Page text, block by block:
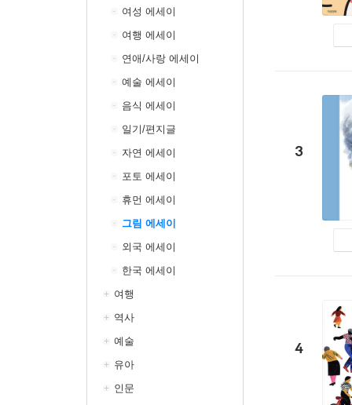
여성 에세이
여행 에세이
연애/사랑 에세이
예술 에세이
음식 에세이
일기/편지글
자연 에세이
포토 에세이
휴먼 에세이
그림 에세이
외국 에세이
한국 에세이
여행
역사
예술
유아
인문
3
4